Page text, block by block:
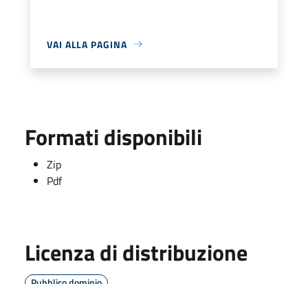
VAI ALLA PAGINA
Formati disponibili
Zip
Pdf
Licenza di distribuzione